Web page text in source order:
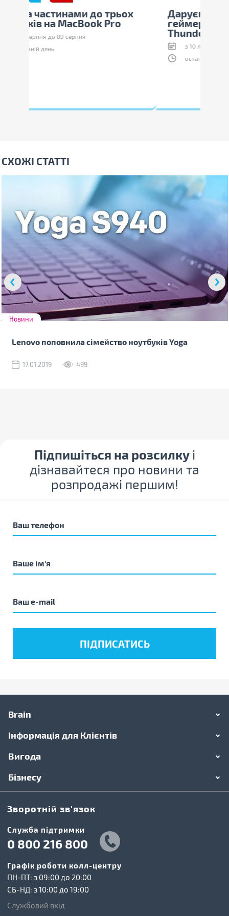
Даруємо аксесуари до
геймерських ноутбуків
Thunderobot!
СХОЖІ СТАТТІ
Новини
Lenovo поповнила сімейство ноутбуків Yoga
17.01.2019 499
Підпишіться на розсилку і
дізнавайтеся про новини та
розпродажі першим!
Brain
Інформація для Клієнтів
Вигода
Бізнесу
Зворотній зв'язок
Cлужба підтримки
0 800 216 800
Графік роботи колл-центру
ПН-ПТ: з 09:00 до 20:00
СБ-НД: з 10:00 до 19:00
Службовий вхід